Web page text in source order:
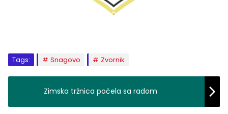
Tags: Snagovo Zvornik
Zimska tržnica počela sa radom